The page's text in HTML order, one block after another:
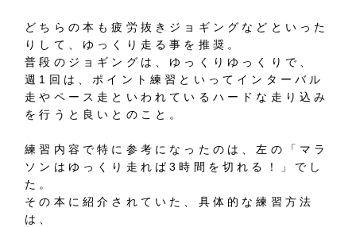
どちらの本も疲労抜きジョギングなどといった
りして、ゆっくり走る事を推奨。
普段のジョギングは、ゆっくりゆっくりで、
週1回は、ポイント練習といってインターバル
走やペース走といわれているハードな走り込み
を行うと良いとのこと。
練習内容で特に参考になったのは、左の「マラ
ソンはゆっくり走れば3時間を切れる！」でし
た。
その本に紹介されていた、具体的な練習方法
は、